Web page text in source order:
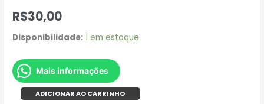
R$30,00
Disponibilidade: 1 em estoque
Mais informações
ADICIONAR AO CARRINHO